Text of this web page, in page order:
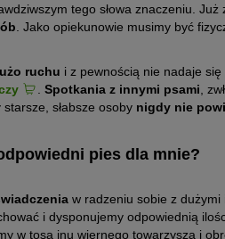
tego słowa znaczeniu.
. Jako opiekunowie musimy być
ruchu i z pewnością nie nadaje
Spotkania z innymi psami ,
starsze, słabsze osoby nigdy nie
pies dla mnie?
w radzeniu sobie z
i dysponujemy odpowiednią
w tosa inu wiernego towarzysza i